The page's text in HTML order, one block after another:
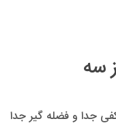
سه